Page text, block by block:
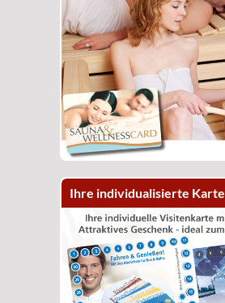
Ihre individualisierte Karte